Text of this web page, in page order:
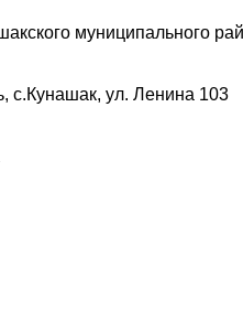
муниципального
с.Кунашак, ул. Ленина 103